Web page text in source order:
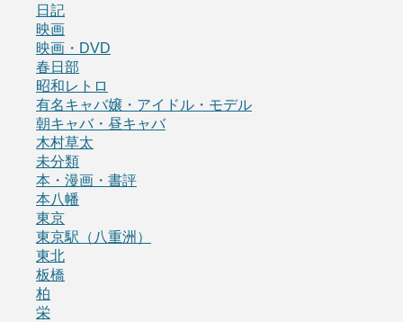
日記
映画
映画・DVD
春日部
昭和レトロ
有名キャバ嬢・アイドル・モデル
朝キャバ・昼キャバ
木村草太
未分類
本・漫画・書評
本八幡
東京
東京駅（八重洲）
東北
板橋
柏
栄